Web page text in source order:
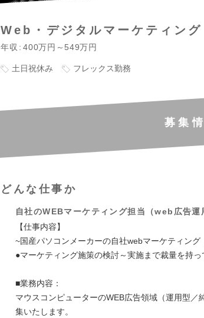
Web・デジタルマーケティング
年収 400万円～549万円
土日祝休み フレックス勤務
募集
どんな仕事か
自社のWEBマーケティング担当（web広告運
【仕事内容】
~国産パソコンメーカーの自社webマーケティング
●マーケティング施策の検討～実施まで裁量を持
■業務内容：
マウスコンピューターのWEB広告領域（運用型
集いたします。